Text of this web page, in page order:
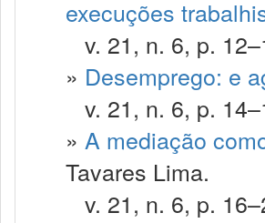
execuções
v. 21, n. 6, p.
» Desemprego: e
v. 21, n. 6, p.
» A mediação
Tavares Lima.
v. 21, n. 6, p.